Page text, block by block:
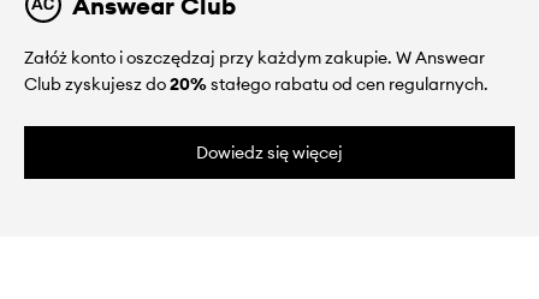
Załóż konto i oszczędzaj przy każdym zakupie. W Answear
Club zyskujesz do20%stałego rabatu od cen regularnych.
Dowiedz się więcej